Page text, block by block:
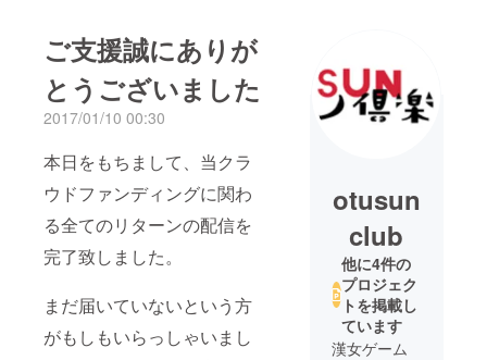
ご支援誠にありが
とうございました
2017/01/10 00:30
本日をもちまして、当クラ
ウドファンディングに関わ
る全てのリターンの配信を
完了致しました。
まだ届いていないという方
がもしもいらっしゃいまし
otusun
club
他に4件の
プロジェク
トを掲載し
ています
漢女ゲーム